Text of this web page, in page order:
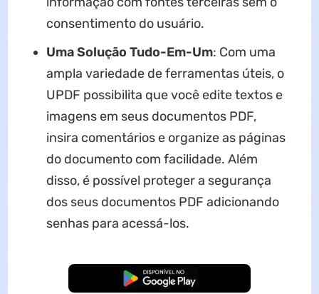
consentimento do usuário.
Uma Solução Tudo-Em-Um: Com uma
ampla variedade de ferramentas úteis, o
UPDF possibilita que você edite textos e
imagens em seus documentos PDF,
insira comentários e organize as páginas
do documento com facilidade. Além
disso, é possível proteger a segurança
dos seus documentos PDF adicionando
senhas para acessá-los.
Baixar Grátis